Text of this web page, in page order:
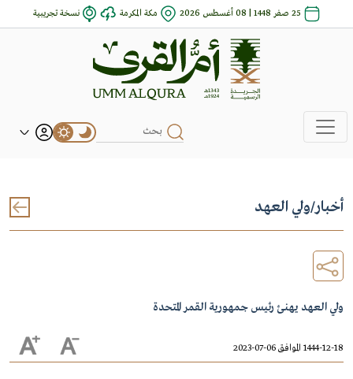
25 صفر 1448 | 08 أغسطس 2026 مكة المكرمة نسخة تجريبية
أخبار/ولي العهد
ولي العهد يهنئ رئيس جمهورية القمر المتحدة
1444-12-18 الموافق 06-07-2023